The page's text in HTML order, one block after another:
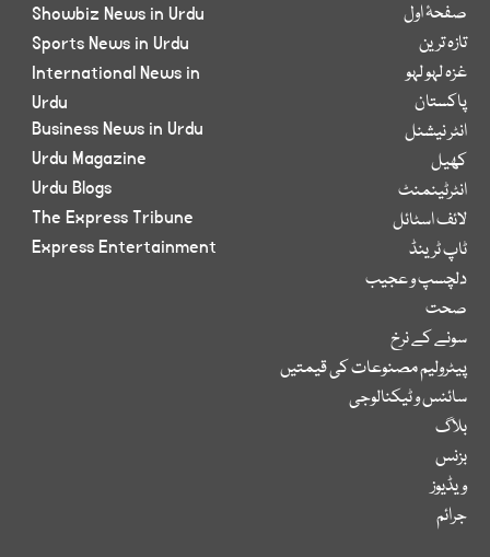
صفحۂ اول
تازہ ترین
غزہ لہو لہو
پاکستان
انٹر نیشنل
کھیل
انٹرٹینمنٹ
لائف اسٹائل
ٹاپ ٹرینڈ
دلچسپ و عجیب
صحت
سونے کے نرخ
پیٹرولیم مصنوعات کی قیمتیں
سائنس و ٹیکنالوجی
بلاگ
بزنس
ویڈیوز
جرائم
Showbiz News in Urdu
Sports News in Urdu
International News in
Urdu
Business News in Urdu
Urdu Magazine
Urdu Blogs
The Express Tribune
Express Entertainment